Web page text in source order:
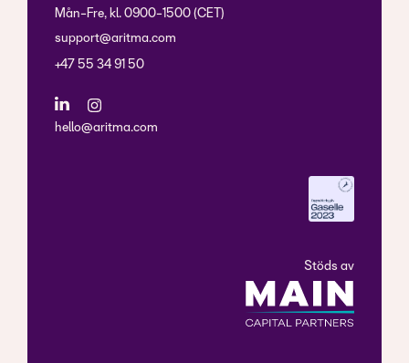
Mån-Fre, kl. 0900-1500 (CET)
support@aritma.com
+47 55 34 91 50
hello@aritma.com
Stöds av